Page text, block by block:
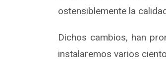
ostensiblemente la
Dichos cambios, han
instalaremos varios